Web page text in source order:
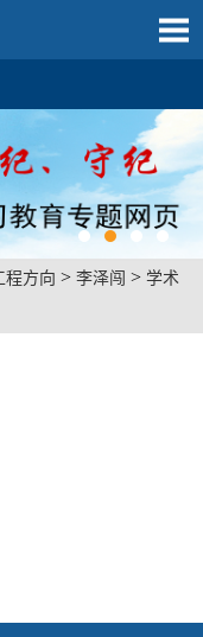
程方向 > 李泽闯 > 学术